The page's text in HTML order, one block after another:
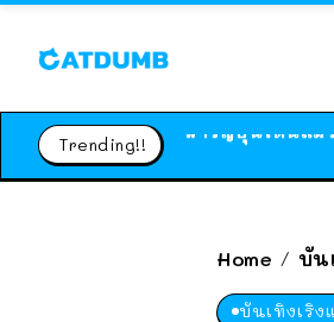
Trending!!
Home / บัน
บันเทิงเริง